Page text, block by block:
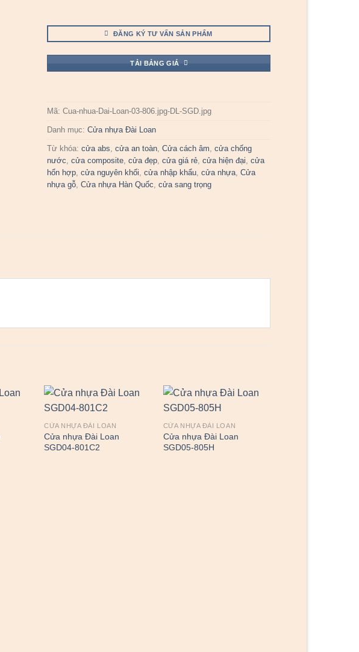
ĐĂNG KÝ TƯ VẤN SẢN PHẨM
TẢI BẢNG GIÁ
Mã:Cua-nhua-Dai-Loan-03-806.jpg-DL-SGD.jpg
Danh mục:Cửa nhựa Đài Loan
Từ khóa:cửa abs,cửa an toàn,Cửa cách âm,cửa chống
nước,cửa composite,cửa đẹp,cửa giá rẻ,cửa hiện đại,cửa
hổn hợp,cửa nguyên khối,cửa nhập khẩu,cửa nhựa,Cửa
nhựa gỗ,Cửa nhựa Hàn Quốc,cửa sang trọng
CỬA NHỰA ĐÀI LOAN
Cửa nhựa Đài Loan
SGD04-801C2
CỬA NHỰA ĐÀI LOAN
Cửa nhựa Đài Loan
SGD05-805H